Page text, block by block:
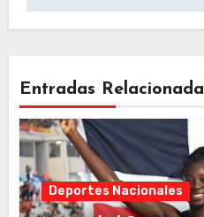
Entradas
Deportes Nacionales